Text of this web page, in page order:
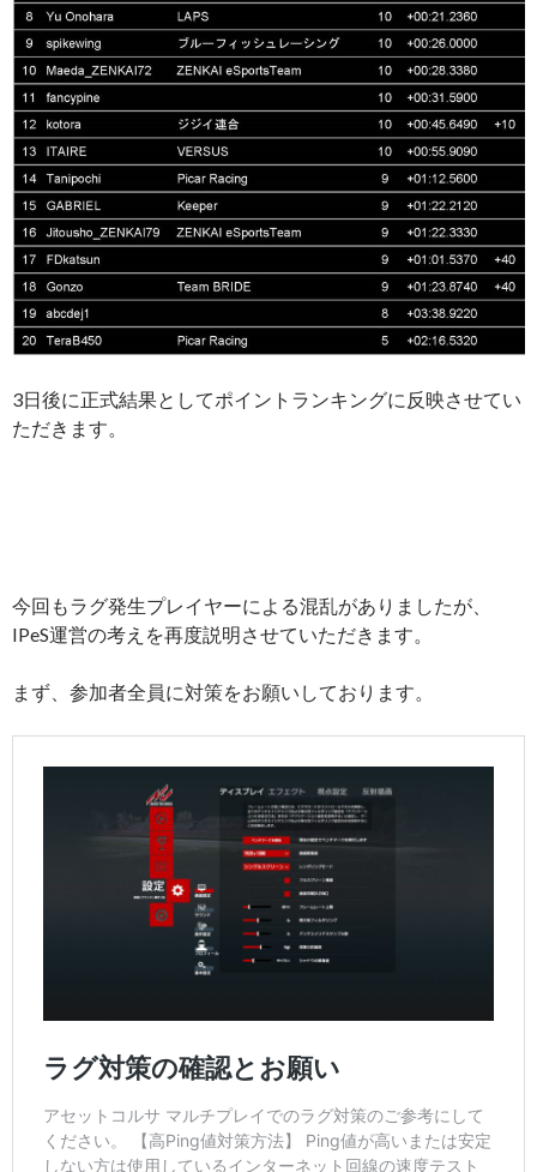
3日後に正式結果としてポイントランキングに反映させてい
ただきます。
今回もラグ発生プレイヤーによる混乱がありましたが、
IPeS運営の考えを再度説明させていただきます。
まず、参加者全員に対策をお願いしております。